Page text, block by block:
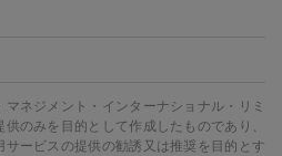
ネジメント・インターナショナル・リミ
のみを目的として作成したものであり、
ービスの提供の勧誘又は推奨を目的とす